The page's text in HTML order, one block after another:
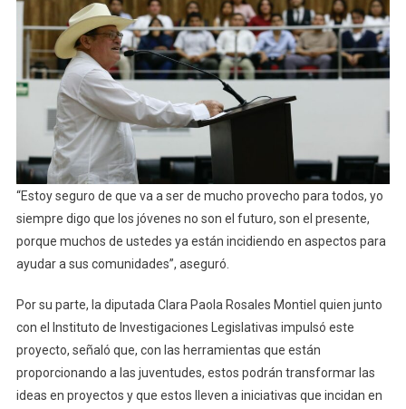
“Estoy seguro de que va a ser de mucho provecho para todos, yo
siempre digo que los jóvenes no son el futuro, son el presente,
porque muchos de ustedes ya están incidiendo en aspectos para
ayudar a sus comunidades”, aseguró.
Por su parte, la diputada Clara Paola Rosales Montiel quien junto
con el Instituto de Investigaciones Legislativas impulsó este
proyecto, señaló que, con las herramientas que están
proporcionando a las juventudes, estos podrán transformar las
ideas en proyectos y que estos lleven a iniciativas que incidan en